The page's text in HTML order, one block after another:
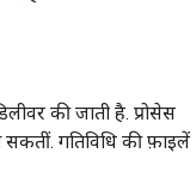
की जाती है. प्रोसेस
गतिविधि की फ़ाइलें